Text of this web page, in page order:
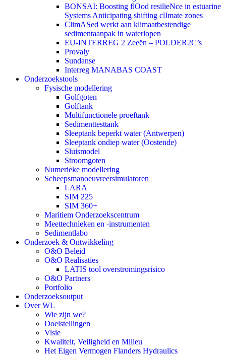
BONSAI: Boosting flOod resilieNce in estuarine
Systems Anticipating shifting clImate zones
ClimASed werkt aan klimaatbestendige
sedimentaanpak in waterlopen
EU-INTERREG 2 Zeeën – POLDER2C’s
Provaly
Sundanse
Interreg MANABAS COAST
Onderzoekstools
Fysische modellering
Golfgoten
Golftank
Multifunctionele proeftank
Sedimenttesttank
Sleeptank beperkt water (Antwerpen)
Sleeptank ondiep water (Oostende)
Sluismodel
Stroomgoten
Numerieke modellering
Scheepsmanoeuvreersimulatoren
LARA
SIM 225
SIM 360+
Maritiem Onderzoekscentrum
Meettechnieken en -instrumenten
Sedimentlabo
Onderzoek & Ontwikkeling
O&O Beleid
O&O Realisaties
LATIS tool overstromingsrisico
O&O Partners
Portfolio
Onderzoeksoutput
Over WL
Wie zijn we?
Doelstellingen
Visie
Kwaliteit, Veiligheid en Milieu
Het Eigen Vermogen Flanders Hydraulics